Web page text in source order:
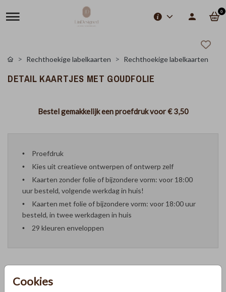
0
Cookies
Rechthoekige labelkaarten Rechthoekige labelkaarten
DETAIL KAARTJES MET GOUDFOLIE
Bestel gemakkelijk een proefdruk voor€ 3,50
Proefdruk
Kies uit creatieve ontwerpen of ontwerp zelf
Kaarten zonder folie of bijzondere vorm: voor 18:00
uur besteld, volgende werkdag in huis!
Kaarten met folie of bijzondere vorm: voor 18:00 uur
besteld, in twee werkdagen in huis
29 kleuren enveloppen
Formaten en prijzen